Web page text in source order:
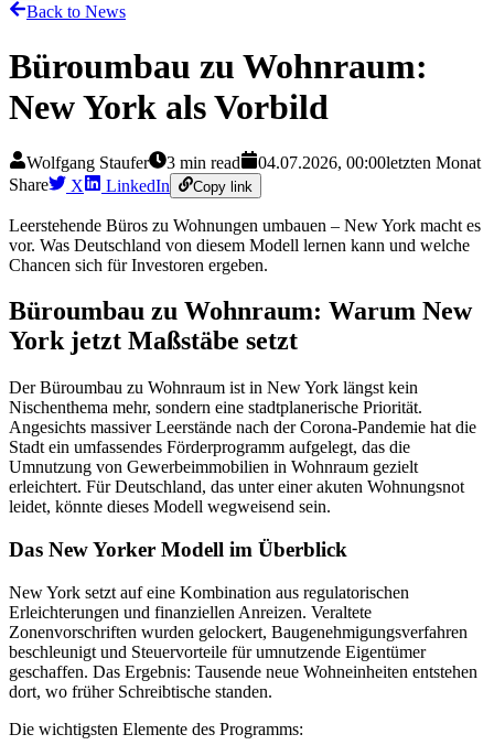
Back to News
Büroumbau zu Wohnraum:
New York als Vorbild
Wolfgang Staufer 3 min read 04.07.2026, 00:00letzten Monat
Share
X LinkedIn Copy link
Leerstehende Büros zu Wohnungen umbauen – New York macht es
vor. Was Deutschland von diesem Modell lernen kann und welche
Chancen sich für Investoren ergeben.
Büroumbau zu Wohnraum: Warum New
York jetzt Maßstäbe setzt
Der Büroumbau zu Wohnraum ist in New York längst kein
Nischenthema mehr, sondern eine stadtplanerische Priorität.
Angesichts massiver Leerstände nach der Corona-Pandemie hat die
Stadt ein umfassendes Förderprogramm aufgelegt, das die
Umnutzung von Gewerbeimmobilien in Wohnraum gezielt
erleichtert. Für Deutschland, das unter einer akuten Wohnungsnot
leidet, könnte dieses Modell wegweisend sein.
Das New Yorker Modell im Überblick
New York setzt auf eine Kombination aus regulatorischen
Erleichterungen und finanziellen Anreizen. Veraltete
Zonenvorschriften wurden gelockert, Baugenehmigungsverfahren
beschleunigt und Steuervorteile für umnutzende Eigentümer
geschaffen. Das Ergebnis: Tausende neue Wohneinheiten entstehen
dort, wo früher Schreibtische standen.
Die wichtigsten Elemente des Programms: